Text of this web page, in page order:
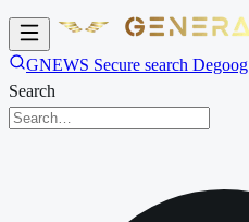
GNEWS Secure search Degoog
Search